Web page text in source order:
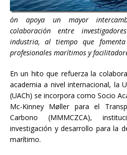
ón apoya un mayor
colaboración entre
industria, al tiempo que
profesionales marítimos y
En un hito que refuerza la
academia a nivel internacional, la
(UACh) se incorpora como Socio
Mc-Kinney Møller para el
Carbono (MMMCZCA),
investigación y desarrollo para la
marítimo.